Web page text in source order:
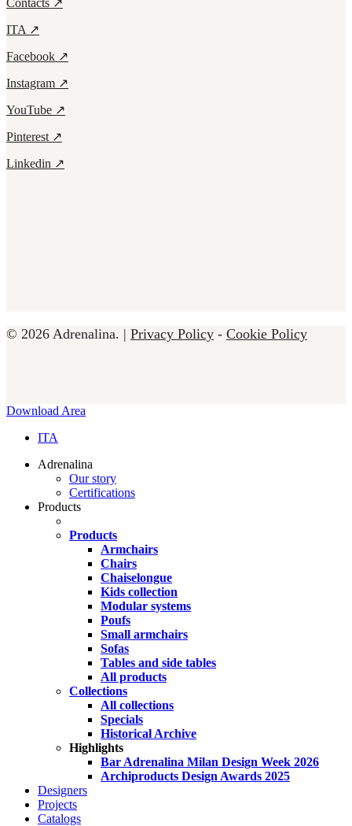
ITA ↗
Facebook ↗
Instagram ↗
YouTube ↗
Pinterest ↗
Linkedin ↗
© 2026 Adrenalina. | Privacy Policy - Cookie Policy
Close
Download Area
ITA
Adrenalina
Our story
Certifications
Products
Products
Armchairs
Chairs
Chaiselongue
Kids collection
Modular systems
Poufs
Small armchairs
Sofas
Tables and side tables
All products
Collections
All collections
Specials
Historical Archive
Highlights
Bar Adrenalina Milan Design Week 2026
Archiproducts Design Awards 2025
Designers
Projects
Catalogs